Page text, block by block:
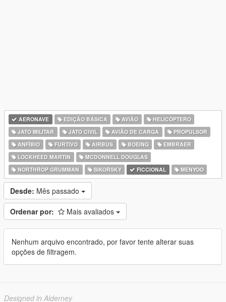
AERONAVE EDIÇÃO BÁSICA AVIÃO
HELICÓPTERO
JATO MILITAR
JATO CIVIL AVIÃO DE CARGA
PROPULSOR
ANFÍBIO
FURTIVO AIRBUS BOEING
EMBRAER
LOCKHEED MARTIN
MCDONNELL DOUGLAS
NORTHROP GRUMMAN
SIKORSKY FICCIONAL MENYOO
Desde: Mês passado
Ordenar por: Mais avaliados
Nenhum arquivo encontrado, por favor tente alterar suas
opções de filtragem.
Designed in Alderney